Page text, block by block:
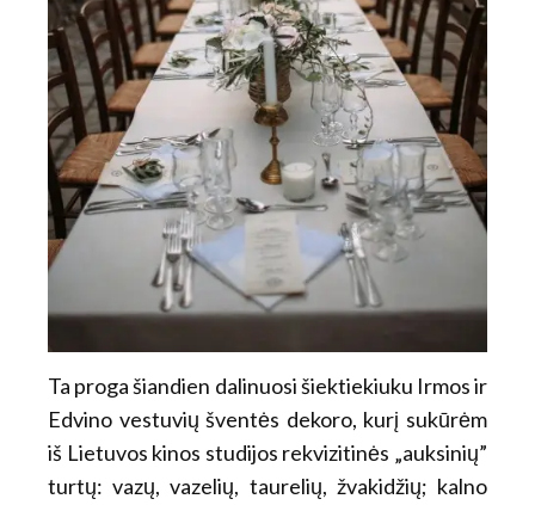
Ta proga šiandien dalinuosi šiektiekiuku Irmos ir
Edvino vestuvių šventės dekoro, kurį sukūrėm
iš Lietuvos kinos studijos rekvizitinės „auksinių”
turtų: vazų, vazelių, taurelių, žvakidžių; kalno